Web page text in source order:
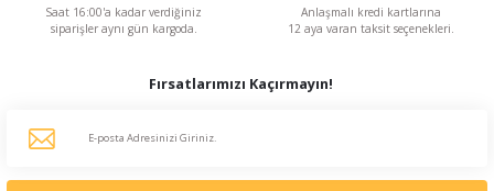
Saat 16:00'a kadar verdiğiniz
siparişler aynı gün kargoda.
Anlaşmalı kredi kartlarına
12 aya varan taksit seçenekleri.
Fırsatlarımızı Kaçırmayın!